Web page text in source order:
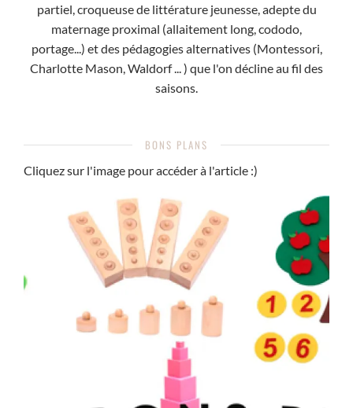
partiel, croqueuse de littérature jeunesse, adepte du
maternage proximal (allaitement long, cododo,
portage...) et des pédagogies alternatives (Montessori,
Charlotte Mason, Waldorf ... ) que l'on décline au fil des
saisons.
BONS PLANS
Cliquez sur l'image pour accéder à l'article :)